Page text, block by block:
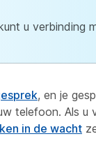
u verbinding
, en je
telefoon. Als
in de wacht